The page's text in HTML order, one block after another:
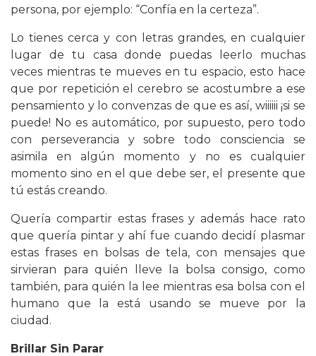
persona, por ejemplo: “Confía en la certeza”.
Lo tienes cerca y con letras grandes, en cualquier
lugar de tu casa donde puedas leerlo muchas
veces mientras te mueves en tu espacio, esto hace
que por repetición el cerebro se acostumbre a ese
pensamiento y lo convenzas de que es así, wiiiiii ¡si se
puede! No es automático, por supuesto, pero todo
con perseverancia y sobre todo consciencia se
asimila en algún momento y no es cualquier
momento sino en el que debe ser, el presente que
tú estás creando.
Quería compartir estas frases y además hace rato
que quería pintar y ahí fue cuando decidí plasmar
estas frases en bolsas de tela, con mensajes que
sirvieran para quién lleve la bolsa consigo, como
también, para quién la lee mientras esa bolsa con el
humano que la está usando se mueve por la
ciudad.
Brillar Sin Parar